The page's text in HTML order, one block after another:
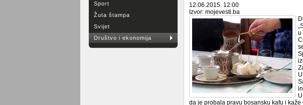
Sport
Žuta štampa
Svijet
Društvo i ekonomija
12.06.2015. 12:00
Izvor: mojevesti.ba
u
da je probala pravu bosansku kafu i